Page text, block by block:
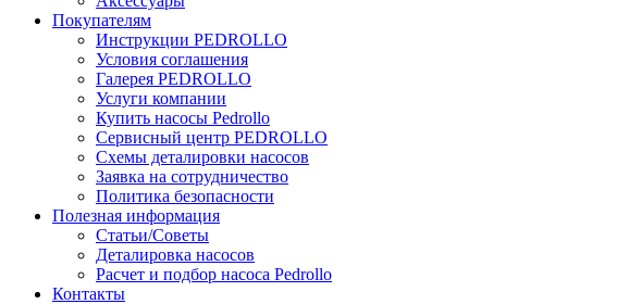
Покупателям
Инструкции PEDROLLO
Условия соглашения
Галерея PEDROLLO
Услуги компании
Купить насосы Pedrollo
Сервисный центр PEDROLLO
Схемы деталировки насосов
Заявка на сотрудничество
Политика безопасности
Полезная информация
Статьи/Советы
Деталировка насосов
Расчет и подбор насоса Pedrollo
Контакты